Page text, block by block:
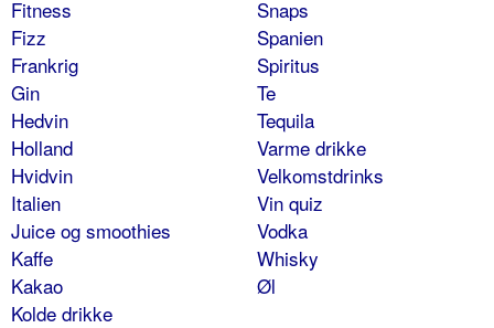
Fitness
Fizz
Frankrig
Gin
Hedvin
Holland
Hvidvin
Italien
Juice og smoothies
Kaffe
Kakao
Kolde drikke
Snaps
Spanien
Spiritus
Te
Tequila
Varme drikke
Velkomstdrinks
Vin quiz
Vodka
Whisky
Øl